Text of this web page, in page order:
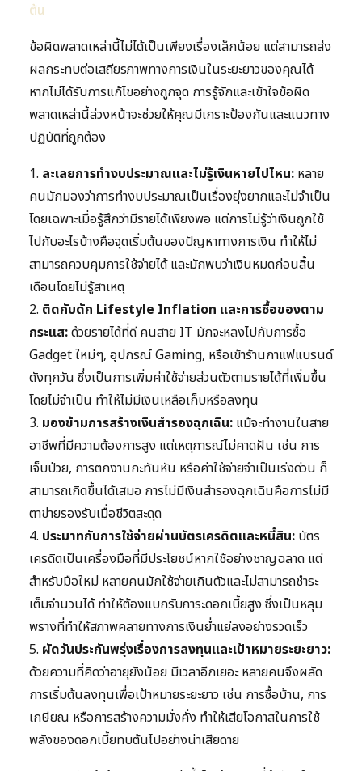
ต้น
ข้อผิดพลาดเหล่านี้ไม่ได้เป็นเพียงเรื่องเล็กน้อย แต่สามารถส่ง
ผลกระทบต่อเสถียรภาพทางการเงินในระยะยาวของคุณได้
หากไม่ได้รับการแก้ไขอย่างถูกจุด การรู้จักและเข้าใจข้อผิด
พลาดเหล่านี้ล่วงหน้าจะช่วยให้คุณมีเกราะป้องกันและแนวทาง
ปฏิบัติที่ถูกต้อง
1. ละเลยการทำงบประมาณและไม่รู้เงินหายไปไหน: หลาย
คนมักมองว่าการทำงบประมาณเป็นเรื่องยุ่งยากและไม่จำเป็น
โดยเฉพาะเมื่อรู้สึกว่ามีรายได้เพียงพอ แต่การไม่รู้ว่าเงินถูกใช้
ไปกับอะไรบ้างคือจุดเริ่มต้นของปัญหาทางการเงิน ทำให้ไม่
สามารถควบคุมการใช้จ่ายได้ และมักพบว่าเงินหมดก่อนสิ้น
เดือนโดยไม่รู้สาเหตุ
2. ติดกับดัก Lifestyle Inflation และการซื้อของตาม
กระแส:ด้วยรายได้ที่ดี คนสาย IT มักจะหลงไปกับการซื้อ
Gadget ใหม่ๆ, อุปกรณ์ Gaming, หรือเข้าร้านกาแฟแบรนด์
ดังทุกวัน ซึ่งเป็นการเพิ่มค่าใช้จ่ายส่วนตัวตามรายได้ที่เพิ่มขึ้น
โดยไม่จำเป็น ทำให้ไม่มีเงินเหลือเก็บหรือลงทุน
3. มองข้ามการสร้างเงินสำรองฉุกเฉิน: แม้จะทำงานในสาย
อาชีพที่มีความต้องการสูง แต่เหตุการณ์ไม่คาดฝัน เช่น การ
เจ็บป่วย, การตกงานกะทันหัน หรือค่าใช้จ่ายจำเป็นเร่งด่วน ก็
สามารถเกิดขึ้นได้เสมอ การไม่มีเงินสำรองฉุกเฉินคือการไม่มี
ตาข่ายรองรับเมื่อชีวิตสะดุด
4. ประมาทกับการใช้จ่ายผ่านบัตรเครดิตและหนี้สิน: บัตร
เครดิตเป็นเครื่องมือที่มีประโยชน์หากใช้อย่างชาญฉลาด แต่
สำหรับมือใหม่ หลายคนมักใช้จ่ายเกินตัวและไม่สามารถชำระ
เต็มจำนวนได้ ทำให้ต้องแบกรับภาระดอกเบี้ยสูง ซึ่งเป็นหลุม
พรางที่ทำให้สภาพคลายทางการเงินย่ำแย่ลงอย่างรวดเร็ว
5. ผัดวันประกันพรุ่งเรื่องการลงทุนและเป้าหมายระยะยาว:
ด้วยความที่คิดว่าอายุยังน้อย มีเวลาอีกเยอะ หลายคนจึงผลัด
การเริ่มต้นลงทุนเพื่อเป้าหมายระยะยาว เช่น การซื้อบ้าน, การ
เกษียณ หรือการสร้างความมั่งคั่ง ทำให้เสียโอกาสในการใช้
พลังของดอกเบี้ยทบต้นไปอย่างน่าเสียดาย